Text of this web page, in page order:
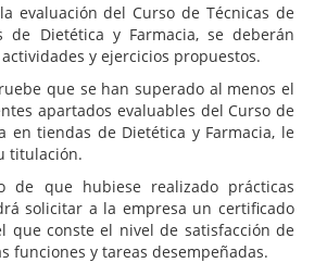
evaluación del Curso de Técnicas de
de Dietética y Farmacia, se deberán
y ejercicios propuestos.
que se han superado al menos el
apartados evaluables del Curso de
en tiendas de Dietética y Farmacia, le
titulación.
de que hubiese realizado prácticas
solicitar a la empresa un certificado
que conste el nivel de satisfacción de
funciones y tareas desempeñadas.